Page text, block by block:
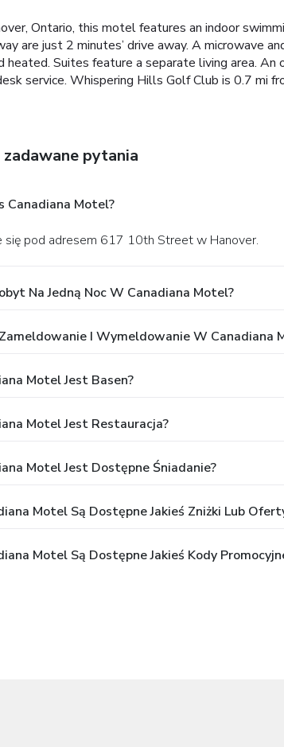
Ontario, this motel features an indoor
are just 2 minutes’ drive away. A microwave
heated. Suites feature a separate living area.
service. Whispering Hills Golf Club is 0.7 mi
zadawane pytania
Canadiana Motel?
się pod adresem 617 10th Street w Hanover.
Na Jedną Noc W Canadiana Motel?
I Wymeldowanie W Canadiana
Motel Jest Basen?
Motel Jest Restauracja?
Motel Jest Dostępne Śniadanie?
Motel Są Dostępne Jakieś Zniżki Lub
Motel Są Dostępne Jakieś Kody